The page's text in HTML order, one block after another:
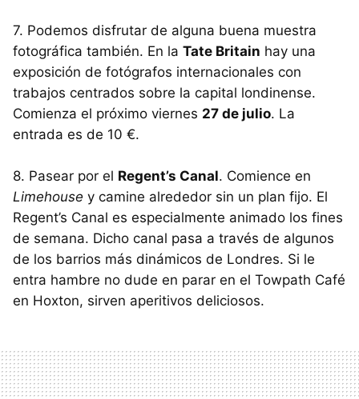
7. Podemos disfrutar de alguna buena muestra
fotográfica también. En la Tate Britain hay una
exposición de fotógrafos internacionales con
trabajos centrados sobre la capital londinense.
Comienza el próximo viernes 27 de julio. La
entrada es de 10 €.
8. Pasear por el Regent’s Canal. Comience en
Limehouse y camine alrededor sin un plan fijo. El
Regent’s Canal es especialmente animado los fines
de semana. Dicho canal pasa a través de algunos
de los barrios más dinámicos de Londres. Si le
entra hambre no dude en parar en el Towpath Café
en Hoxton, sirven aperitivos deliciosos.